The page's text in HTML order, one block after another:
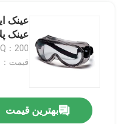
عینک
عینک
：200
قیمت：negotiable
بهترین قیمت